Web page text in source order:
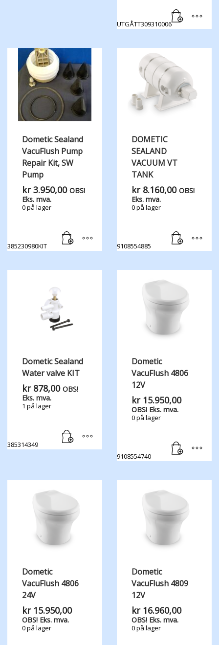
UTGÅTT309310006
Dometic Sealand
VacuFlush Pump
Repair Kit, SW
Pump
kr3.950,00 OBS!
Eks. mva.
0 på lager
385230980KIT
DOMETIC
SEALAND
VACUUM VT
TANK
kr8.160,00 OBS!
Eks. mva.
0 på lager
9108554885
Dometic Sealand
Water valve KIT
kr878,00 OBS!
Eks. mva.
1 på lager
385314349
Dometic
VacuFlush 4806
12V
kr15.950,00
OBS! Eks. mva.
0 på lager
9108554740
Dometic
VacuFlush 4806
24V
kr15.950,00
OBS! Eks. mva.
0 på lager
Dometic
VacuFlush 4809
12V
kr16.960,00
OBS! Eks. mva.
0 på lager